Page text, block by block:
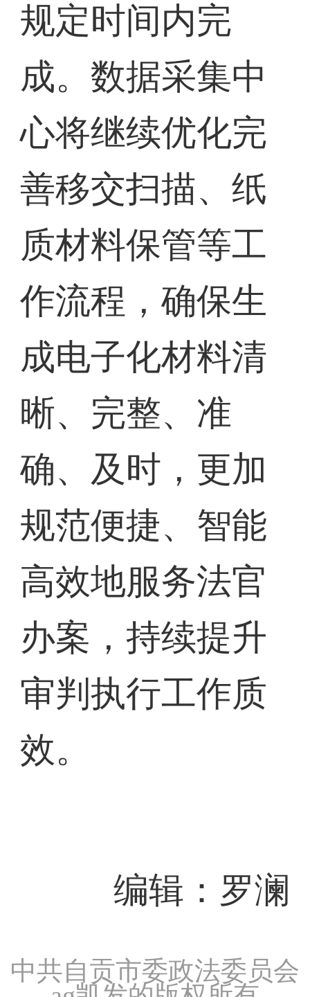
规定时间内完
成。数据采集中
心将继续优化完
善移交扫描、纸
质材料保管等工
作流程，确保生
成电子化材料清
晰、完整、准
确、及时，更加
规范便捷、智能
高效地服务法官
办案，持续提升
审判执行工作质
效。
编辑：罗澜
中共自贡市委政法委员会